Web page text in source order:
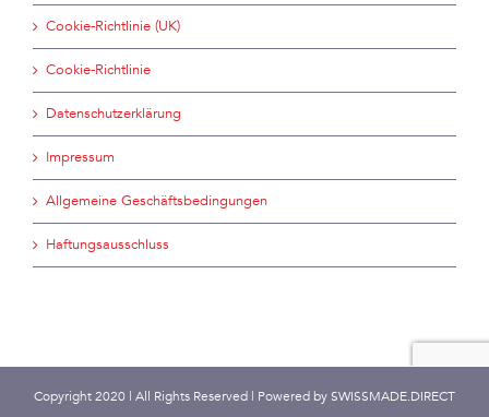
Cookie-Richtlinie (UK)
Cookie-Richtlinie
Datenschutzerklärung
Impressum
Allgemeine Geschäftsbedingungen
Haftungsausschluss
Copyright 2020 | All Rights Reserved | Powered by SWISSMADE.DIRECT